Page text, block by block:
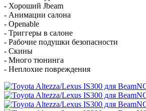
- Хороший Jbeam
- Анимации салона
- Openable
- Триггеры в салоне
- Рабочие подушки безопасности
- Скины
- Много тюнинга
- Неплохие повреждения